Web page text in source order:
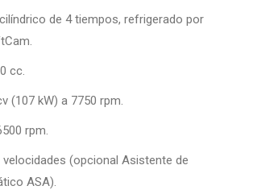
de 4 tiempos, refrigerado por
cc.
(107 kW) a 7750 rpm.
rpm.
velocidades (opcional Asistente de
ASA).